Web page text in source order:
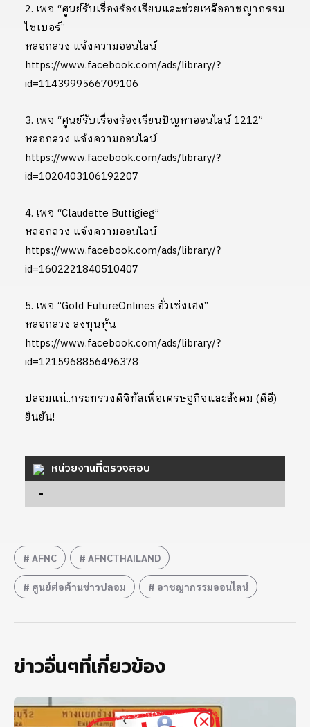
2. เพจ “ศูนย์รับเรื่องร้องเรียนและช่วยเหลืออาชญากรรม
ไซเบอร์”
หลอกลวง แจ้งความออนไลน์
https://www.facebook.com/ads/library/?
id=1143999566709106
3. เพจ “ศูนย์รับเรื่องร้องเรียนปัญหาออนไลน์ 1212”
หลอกลวง แจ้งความออนไลน์
https://www.facebook.com/ads/library/?
id=1020403106192207
4. เพจ “Claudette Buttigieg”
หลอกลวง แจ้งความออนไลน์
https://www.facebook.com/ads/library/?
id=1602221840510407
5. เพจ “Gold FutureOnlines ฮั่วเซ่งเฮง”
หลอกลวง ลงทุนหุ้น
https://www.facebook.com/ads/library/?
id=1215968856496378
ปลอมแน่..กระทรวงดิจิทัลเพื่อเศรษฐกิจและสังคม (ดีอี)
ยืนยัน!
หน่วยงานที่ตรวจสอบ
-
AFNC AFNCTHAILAND
ศูนย์ต่อต้านข่าวปลอม อาชญากรรมออนไลน์
ข่าวอื่นๆที่เกี่ยวข้อง